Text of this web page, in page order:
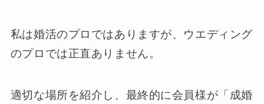
私は婚活のプロではありますが、ウエディング
のプロでは正直ありません。
適切な場所を紹介し、最終的に会員様が「成婚